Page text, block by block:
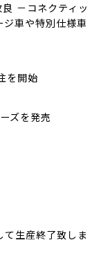
－コネクティッ
ジ車や特別仕様車
を開始
ズを発売
生産終了致しま